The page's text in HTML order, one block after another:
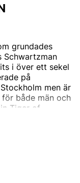
grundades
Schwartzman
i över ett sekel
på
men är
både män och
Tiger of
of Swedens
enfärgade